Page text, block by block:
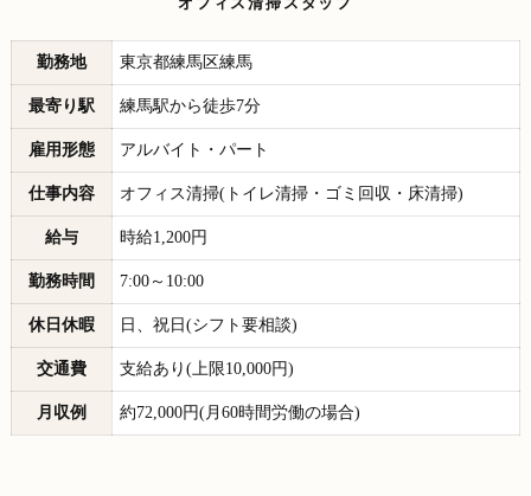
勤務地 東京都練馬区練馬
最寄り駅 練馬駅から徒歩7分
雇用形態 アルバイト・パート
仕事内容 オフィス清掃(トイレ清掃・ゴミ回収・床清掃)
給与 時給1,200円
勤務時間 7:00～10:00
休日休暇 日、祝日(シフト要相談)
交通費 支給あり(上限10,000円)
月収例 約72,000円(月60時間労働の場合)